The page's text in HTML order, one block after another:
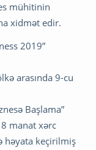
mühitinin
xidmət edir.
2019”
arasında 9-cu
Başlama”
manat xərc
həyata keçirilmiş